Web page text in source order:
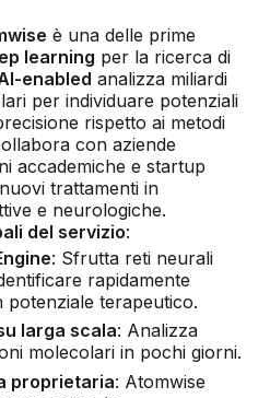
è una delle prime
learning per la ricerca di
enabled analizza miliardi
per individuare potenziali
rispetto ai metodi
con aziende
accademiche e startup
trattamenti in
e neurologiche.
del servizio:
: Sfrutta reti neurali
rapidamente
terapeutico.
larga scala: Analizza
molecolari in pochi giorni.
proprietaria: Atomwise